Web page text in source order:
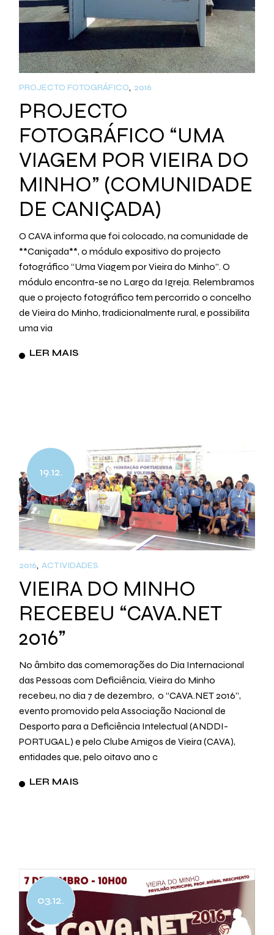
PROJECTO FOTOGRÁFICO 2016
PROJECTO
FOTOGRÁFICO “UMA
VIAGEM POR VIEIRA DO
MINHO” (COMUNIDADE
DE CANIÇADA)
O CAVA informa que foi colocado, na comunidade de
**Caniçada**, o módulo expositivo do projecto
fotográfico “Uma Viagem por Vieira do Minho”. O
módulo encontra-se no Largo da Igreja. Relembramos
que o projecto fotográfico tem percorrido o concelho
de Vieira do Minho, tradicionalmente rural, e possibilita
uma via
LER MAIS
19.12.
2016 ACTIVIDADES
VIEIRA DO MINHO
RECEBEU “CAVA.NET
2016”
No âmbito das comemorações do Dia Internacional
das Pessoas com Deficiência, Vieira do Minho
recebeu, no dia 7 de dezembro, o “CAVA.NET 2016”,
evento promovido pela Associação Nacional de
Desporto para a Deficiência Intelectual (ANDDI-
PORTUGAL) e pelo Clube Amigos de Vieira (CAVA),
entidades que, pelo oitavo ano c
LER MAIS
03.12.